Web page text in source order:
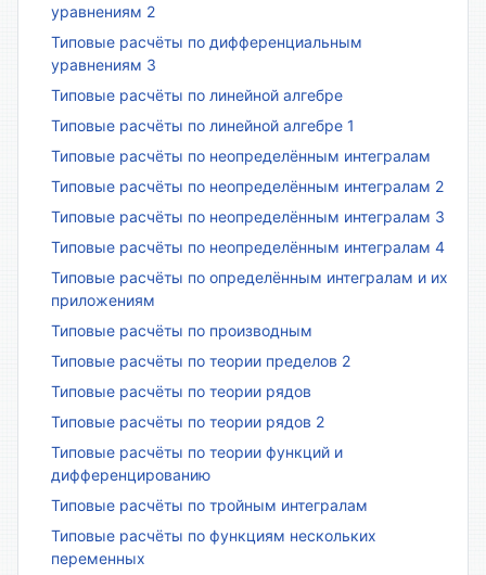
уравнениям 2
Типовые расчёты по дифференциальным
уравнениям 3
Типовые расчёты по линейной алгебре
Типовые расчёты по линейной алгебре 1
Типовые расчёты по неопределённым интегралам
Типовые расчёты по неопределённым интегралам 2
Типовые расчёты по неопределённым интегралам 3
Типовые расчёты по неопределённым интегралам 4
Типовые расчёты по определённым интегралам и их
приложениям
Типовые расчёты по производным
Типовые расчёты по теории пределов 2
Типовые расчёты по теории рядов
Типовые расчёты по теории рядов 2
Типовые расчёты по теории функций и
дифференцированию
Типовые расчёты по тройным интегралам
Типовые расчёты по функциям нескольких
переменных